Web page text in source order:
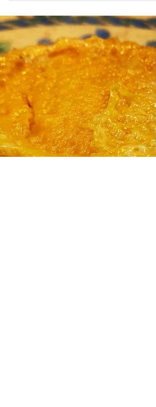
Pasta with pesto
Ingredients for 4 persons 360 g of linguine 1 pack of
Neapolitan or Genoese Basil a handful of pine nuts
g of grated pecorino cheese...